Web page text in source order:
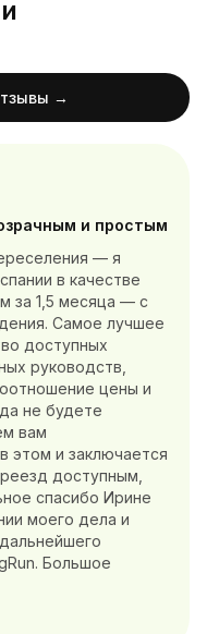
→
и простым
— я
в качестве
за 1,5 месяца — с
Самое лучшее
доступных
руководств,
цены и
не будете
вам
этом и заключается
доступным,
спасибо Ирине
моего дела и
Большое